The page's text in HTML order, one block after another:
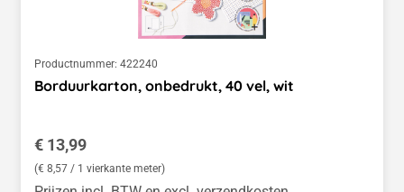
Productnummer: 422240
Borduurkarton, onbedrukt, 40 vel, wit
Normale prijs:
€ 13,99
(€ 8,57 / 1 vierkante meter)